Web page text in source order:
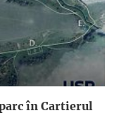
în Cartierul